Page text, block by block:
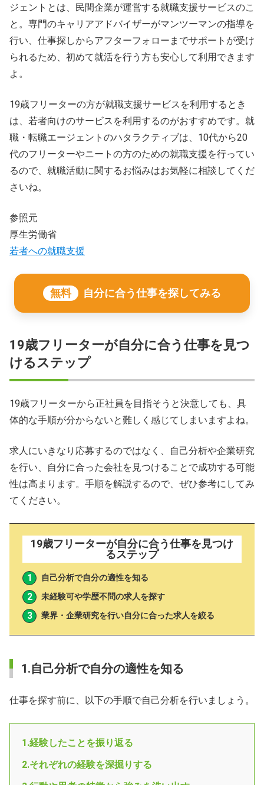
ジェントとは、民間企業が運営する就職支援サービスのこ
と。専門のキャリアアドバイザーがマンツーマンの指導を
行い、仕事探しからアフターフォローまでサポートが受け
られるため、初めて就活を行う方も安心して利用できます
よ。
19歳フリーターの方が就職支援サービスを利用するとき
は、若者向けのサービスを利用するのがおすすめです。就
職・転職エージェントのハタラクティブは、10代から20
代のフリーターやニートの方のための就職支援を行ってい
るので、就職活動に関するお悩みはお気軽に相談してくだ
さいね。
参照元
厚生労働省
若者への就職支援
無料 自分に合う仕事を探してみる
19歳フリーターが自分に合う仕事を見つ
けるステップ
19歳フリーターから正社員を目指そうと決意しても、具
体的な手順が分からないと難しく感じてしまいますよね。
求人にいきなり応募するのではなく、自己分析や企業研究
を行い、自分に合った会社を見つけることで成功する可能
性は高まります。手順を解説するので、ぜひ参考にしてみ
てください。
19歳フリーターが自分に合う仕事を見つけ
るステップ
自己分析で自分の適性を知る
未経験可や学歴不問の求人を探す
業界・企業研究を行い自分に合った求人を絞る
1.自己分析で自分の適性を知る
仕事を探す前に、以下の手順で自己分析を行いましょう。
1.経験したことを振り返る
2.それぞれの経験を深掘りする